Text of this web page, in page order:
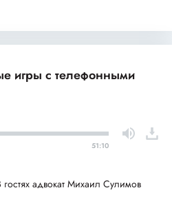
игры с телефонными
51:10
гостях адвокат Михаил Сулимов